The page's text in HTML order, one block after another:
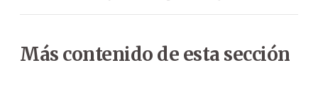
Más contenido de esta sección